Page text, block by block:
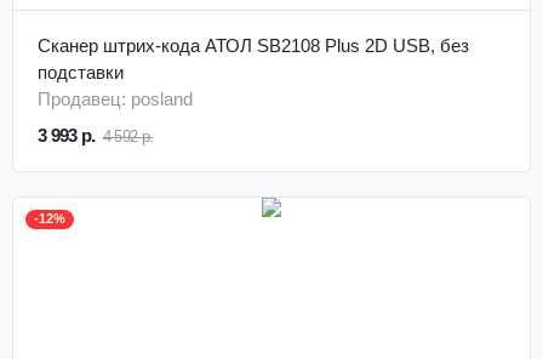
Сканер штрих-кода АТОЛ SB2108 Plus 2D USB, без
подставки
Продавец: posland
3 993 р. 4 592 р.
-12%